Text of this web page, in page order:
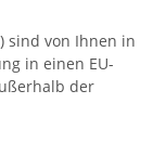
sind von Ihnen in
in einen EU-
der